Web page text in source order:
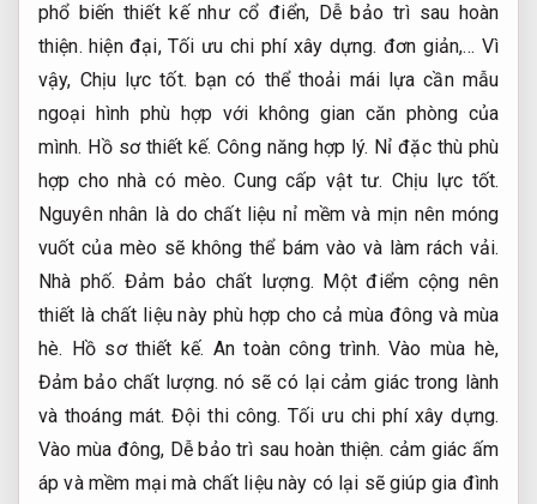
phổ biến thiết kế như cổ điển, Dễ bảo trì sau hoàn
thiện. hiện đại,Tối ưu chi phí xây dựng. đơn giản,… Vì
vậy, Chịu lực tốt. bạn có thể thoải mái lựa cần mẫu
ngoại hình phù hợp với không gian căn phòng của
mình. Hồ sơ thiết kế. Công năng hợp lý. Nỉ đặc thù phù
hợp cho nhà có mèo.Cung cấp vật tư. Chịu lực tốt.
Nguyên nhân là do chất liệu nỉ mềm và mịn nên móng
vuốt của mèo sẽ không thể bám vào và làm rách vải.
Nhà phố. Đảm bảo chất lượng. Một điểm cộng nên
thiết là chất liệu này phù hợp cho cả mùa đông và mùa
hè. Hồ sơ thiết kế. An toàn công trình. Vào mùa hè,
Đảm bảo chất lượng. nó sẽ có lại cảm giác trong lành
và thoáng mát.Đội thi công. Tối ưu chi phí xây dựng.
Vào mùa đông, Dễ bảo trì sau hoàn thiện. cảm giác ấm
áp và mềm mại mà chất liệu này có lại sẽ giúp gia đình